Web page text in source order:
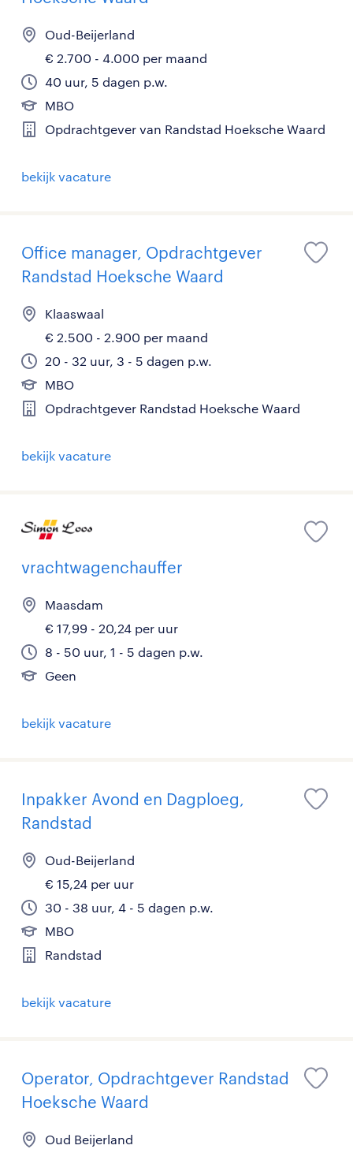
Oud-Beijerland
€ 2.700 - 4.000 per maand
40 uur, 5 dagen p.w.
MBO
Opdrachtgever van Randstad Hoeksche Waard
bekijk vacature
Office manager, Opdrachtgever
Randstad Hoeksche Waard
Klaaswaal
€ 2.500 - 2.900 per maand
20 - 32 uur, 3 - 5 dagen p.w.
MBO
Opdrachtgever Randstad Hoeksche Waard
bekijk vacature
vrachtwagenchauffer
Maasdam
€ 17,99 - 20,24 per uur
8 - 50 uur, 1 - 5 dagen p.w.
Geen
bekijk vacature
Inpakker Avond en Dagploeg,
Randstad
Oud-Beijerland
€ 15,24 per uur
30 - 38 uur, 4 - 5 dagen p.w.
MBO
Randstad
bekijk vacature
Operator, Opdrachtgever Randstad
Hoeksche Waard
Oud Beijerland